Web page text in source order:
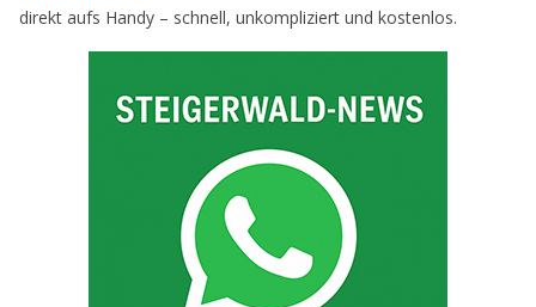
direkt aufs Handy – schnell, unkompliziert und kostenlos.